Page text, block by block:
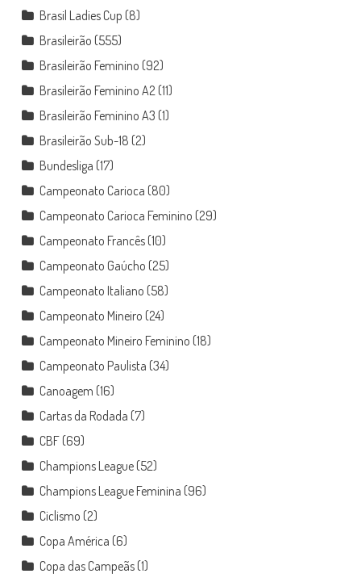
Brasil Ladies Cup (8)
Brasileirão (555)
Brasileirão Feminino (92)
Brasileirão Feminino A2 (11)
Brasileirão Feminino A3 (1)
Brasileirão Sub-18 (2)
Bundesliga (17)
Campeonato Carioca (80)
Campeonato Carioca Feminino (29)
Campeonato Francês(10)
Campeonato Gaúcho (25)
Campeonato Italiano (58)
Campeonato Mineiro (24)
Campeonato Mineiro Feminino (18)
Campeonato Paulista (34)
Canoagem (16)
Cartas da Rodada (7)
CBF(69)
Champions League(52)
Champions League Feminina (96)
Ciclismo (2)
Copa América (6)
Copa das Campeãs(1)